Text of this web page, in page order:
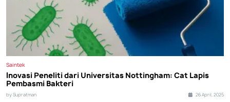
Saintek
Inovasi Peneliti dari Universitas Nottingham: Cat Lapis
Pembasmi Bakteri
by Supratman 26 April, 2025